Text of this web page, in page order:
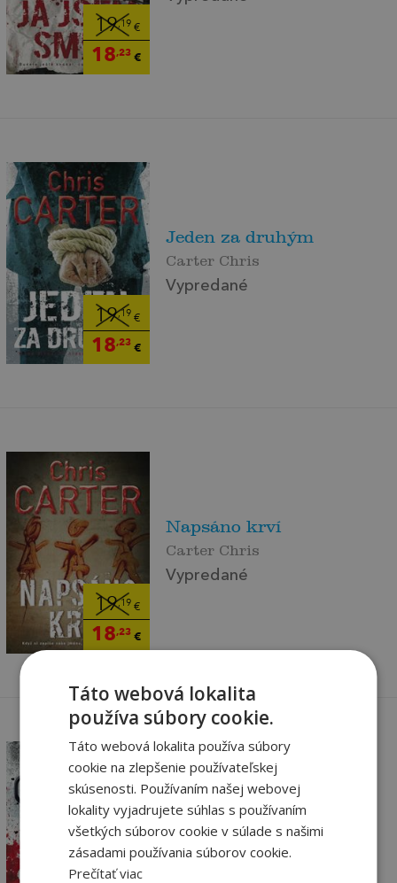
19,19 €
18,23€
19,19 €
18,23€
Jeden za druhým
Carter Chris
Vypredané
19,19 €
18,23€
Napsáno krví
Carter Chris
Vypredané
Sochař smrti
Carter Chris
Táto webová lokalita
používa súbory cookie.
Táto webová lokalita používa súbory
cookie na zlepšenie používateľskej
skúsenosti. Používaním našej webovej
lokality vyjadrujete súhlas s používaním
všetkých súborov cookie v súlade s našimi
zásadami používania súborov cookie.
Prečítať viac